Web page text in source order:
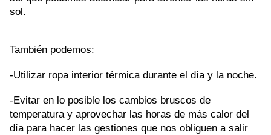
sol.
También podemos:
-Utilizar ropa interior térmica durante el día y la noche.
-Evitar en lo posible los cambios bruscos de
temperatura y aprovechar las horas de más calor del
día para hacer las gestiones que nos obliguen a salir